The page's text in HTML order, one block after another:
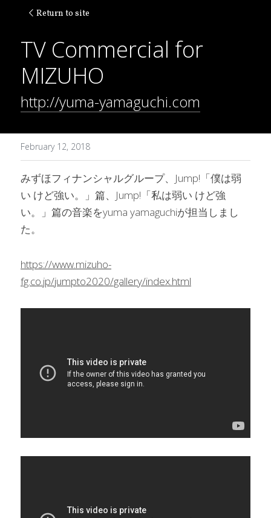
Return to site
TV Commercial for
MIZUHO
http://yuma-yamaguchi.com
February 12, 2018
みずほフィナンシャルグループ、Jump!「僕は弱
い けど強い。」篇、Jump!「私は弱い けど強
い。」篇の音楽をyuma yamaguchiが担当しまし
た。
https://www.mizuho-
fg.co.jp/jumpto2020/gallery/index.html